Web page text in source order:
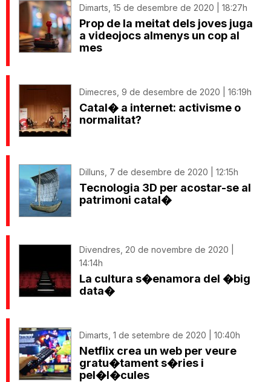
Dimarts, 15 de desembre de 2020 | 18:27h
Prop de la meitat dels joves juga
a videojocs almenys un cop al
mes
Dimecres, 9 de desembre de 2020 | 16:19h
Catal� a internet: activisme o
normalitat?
Dilluns, 7 de desembre de 2020 | 12:15h
Tecnologia 3D per acostar-se al
patrimoni catal�
Divendres, 20 de novembre de 2020 |
14:14h
La cultura s�enamora del �big
data�
Dimarts, 1 de setembre de 2020 | 10:40h
Netflix crea un web per veure
gratu�tament s�ries i
pel�l�cules